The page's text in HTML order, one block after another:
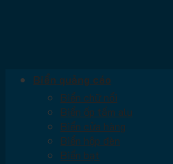
Biển quảng cáo
Biển chữ nổi
Biển ốp tấm alu
Biển cửa hàng
Biển hộp đèn
Biển bạt